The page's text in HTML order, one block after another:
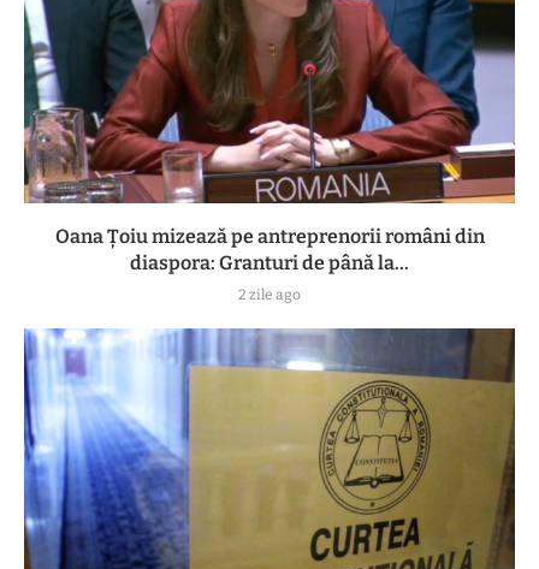
Oana Țoiu mizează pe antreprenorii români din
diaspora: Granturi de până la...
2 zile ago